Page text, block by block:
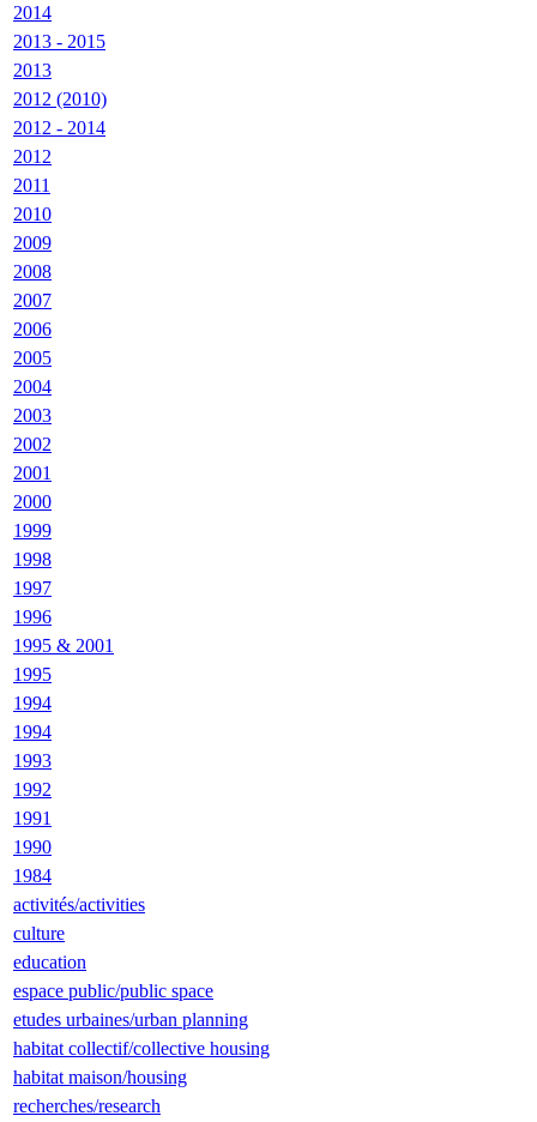
2014
2013 - 2015
2013
2012 (2010)
2012 - 2014
2012
2011
2010
2009
2008
2007
2006
2005
2004
2003
2002
2001
2000
1999
1998
1997
1996
1995 & 2001
1995
1994
1994
1993
1992
1991
1990
1984
activités/activities
culture
education
espace public/public space
etudes urbaines/urban planning
habitat collectif/collective housing
habitat maison/housing
recherches/research